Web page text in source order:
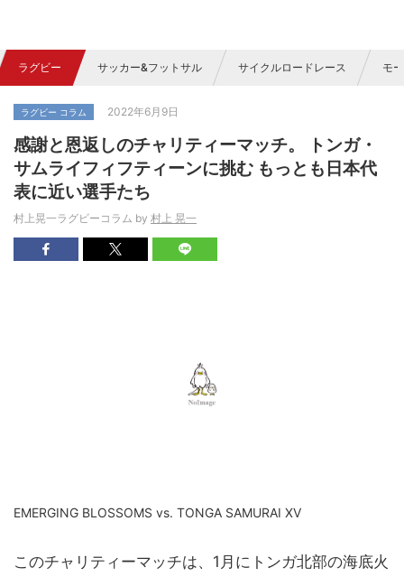
ラグビー サッカー&フットサル サイクルロードレース モ
ラグビー コラム 2022年6月9日
感謝と恩返しのチャリティーマッチ。 トンガ・
サムライフィフティーンに挑む もっとも日本代
表に近い選手たち
村上晃一ラグビーコラム by 村上 晃一
EMERGING BLOSSOMS vs. TONGA SAMURAI XV
このチャリティーマッチは、1月にトンガ北部の海底火